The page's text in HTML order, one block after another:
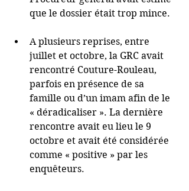
que le dossier était trop mince.
A plusieurs reprises, entre
juillet et octobre, la GRC avait
rencontré Couture-Rouleau,
parfois en présence de sa
famille ou d’un imam afin de le
« déradicaliser ». La dernière
rencontre avait eu lieu le 9
octobre et avait été considérée
comme « positive » par les
enquêteurs.